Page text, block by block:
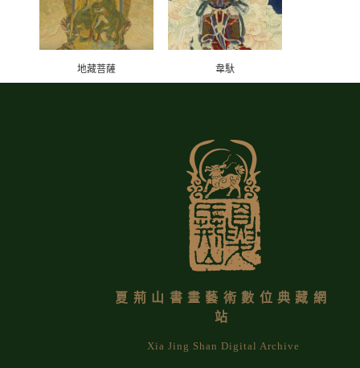
地藏菩薩 韋馱
夏荊山書畫藝術數位典藏網
站
Xia Jing Shan Digital Archive